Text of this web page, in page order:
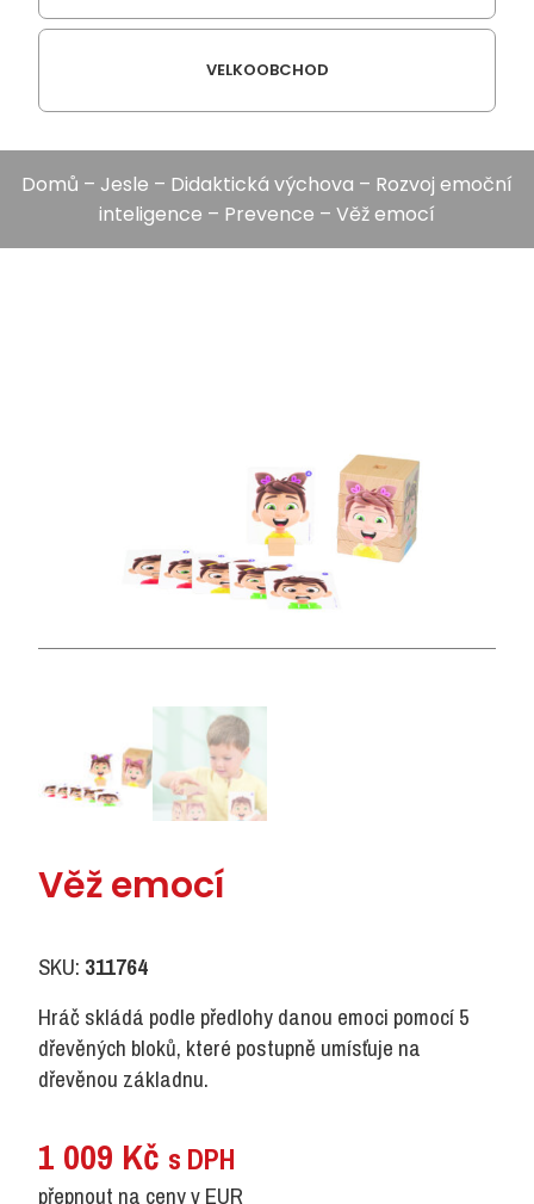
VELKOOBCHOD
Domů – Jesle – Didaktická výchova – Rozvoj emoční
inteligence – Prevence – Věž emocí
Věž emocí
SKU: 311764
Hráč skládá podle předlohy danou emoci pomocí 5
dřevěných bloků, které postupně umísťuje na
dřevěnou základnu.
1 009 Kč s DPH
přepnout na ceny v EUR